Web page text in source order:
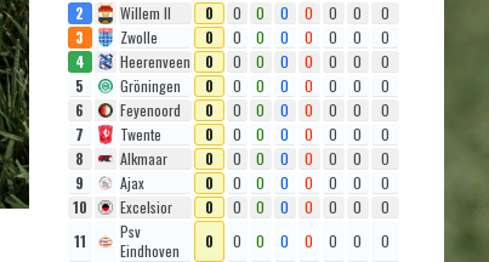
2
Willem II 0 0 0 0 0 0 0
0
3
Zwolle 0 0 0 0 0 0 0
0
4
Heerenveen 0 0 0 0 0 0 0
0
5
Gröningen 0 0 0 0 0 0 0
0
6
Feyenoord 0 0 0 0 0 0 0
0
7
Twente 0 0 0 0 0 0 0
0
8
Alkmaar 0 0 0 0 0 0 0
0
9
Ajax 0 0 0 0 0 0 0
0
10
Excelsior 0 0 0 0 0 0 0
0
11
Psv
Eindhoven
0 0 0 0 0 0 0
0